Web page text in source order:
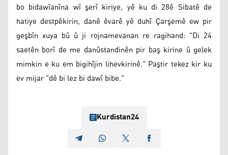
bo bidawîanîna wî şerî kiriye, yê ku di 28ê Sibatê de
hatiye destpêkirin, danê êvarê yê duhî Çarşemê ew pir
geşbîn xuya bû û ji rojnamevanan re ragihand: "Di 24
saetên borî de me danûstandinên pir baş kirine û gelek
mimkin e ku em bigihîjin lihevkirinê." Paştir tekez kir ku
ev mijar "dê bi lez bi dawî bibe."
Kurdistan24